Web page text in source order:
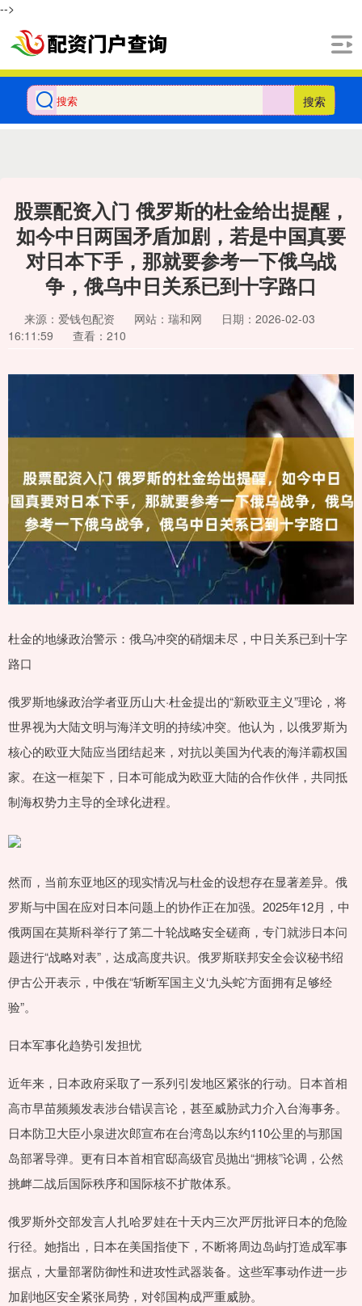
-->
搜索
股票配资入门 俄罗斯的杜金给出提醒，
如今中日两国矛盾加剧，若是中国真要
对日本下手，那就要参考一下俄乌战
争，俄乌中日关系已到十字路口
来源：爱钱包配资 网站：瑞和网
日期：2026-02-03
16:11:59
查看：210
杜金的地缘政治警示：俄乌冲突的硝烟未尽，中日关系已到十字
路口
俄罗斯地缘政治学者亚历山大·杜金提出的“新欧亚主义”理论，将
世界视为大陆文明与海洋文明的持续冲突。他认为，以俄罗斯为
核心的欧亚大陆应当团结起来，对抗以美国为代表的海洋霸权国
家。在这一框架下，日本可能成为欧亚大陆的合作伙伴，共同抵
制海权势力主导的全球化进程。
然而，当前东亚地区的现实情况与杜金的设想存在显著差异。俄
罗斯与中国在应对日本问题上的协作正在加强。2025年12月，中
俄两国在莫斯科举行了第二十轮战略安全磋商，专门就涉日本问
题进行“战略对表”，达成高度共识。俄罗斯联邦安全会议秘书绍
伊古公开表示，中俄在“斩断军国主义‘九头蛇’方面拥有足够经
验”。
日本军事化趋势引发担忧
近年来，日本政府采取了一系列引发地区紧张的行动。日本首相
高市早苗频频发表涉台错误言论，甚至威胁武力介入台海事务。
日本防卫大臣小泉进次郎宣布在台湾岛以东约110公里的与那国
岛部署导弹。更有日本首相官邸高级官员抛出“拥核”论调，公然
挑衅二战后国际秩序和国际核不扩散体系。
俄罗斯外交部发言人扎哈罗娃在十天内三次严厉批评日本的危险
行径。她指出，日本在美国指使下，不断将周边岛屿打造成军事
据点，大量部署防御性和进攻性武器装备。这些军事动作进一步
加剧地区安全紧张局势，对邻国构成严重威胁。